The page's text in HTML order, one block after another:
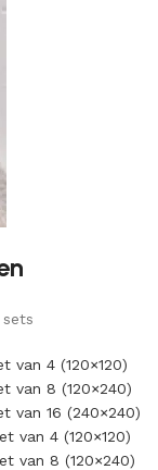
4 (120×120)
van 8 (120×240)
van 16 (240×240)
van 4 (120×120)
van 8 (120×240)